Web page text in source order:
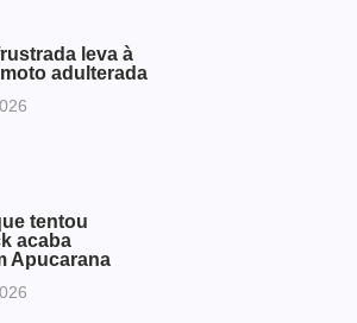
leva à
adulterada
tentou
acaba
Apucarana